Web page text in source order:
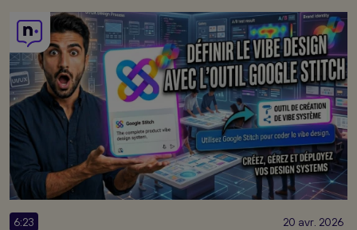
6:23 20 avr. 2026